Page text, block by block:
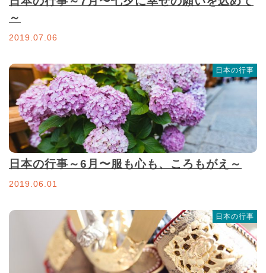
～
2019.07.06
日本の行事
日本の行事～6月〜服も心も、ころもがえ～
2019.06.01
日本の行事